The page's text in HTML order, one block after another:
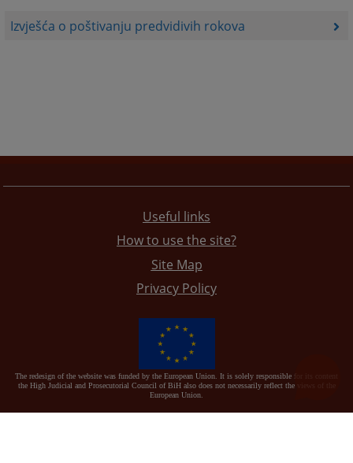
Izvješća o poštivanju predvidivih rokova
Useful links
How to use the site?
Site Map
Privacy Policy
The redesign of the website was funded by the European Union. It is solely responsible for its content
the High Judicial and Prosecutorial Council of BiH also does not necessarily reflect the views of the
European Union.